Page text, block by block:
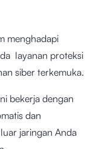
menghadapi
layanan proteksi
siber terkemuka.
bekerja dengan
dan
jaringan Anda